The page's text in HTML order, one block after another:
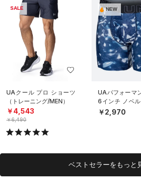
SALE
UAクール プロ ショーツ
（トレーニング/MEN）
￥4,543
￥6,490
NEW
UAパフォーマ
6インチ ノベル
ダーウェア（
グ/MEN）
￥2,970
ベストセラーをもっと